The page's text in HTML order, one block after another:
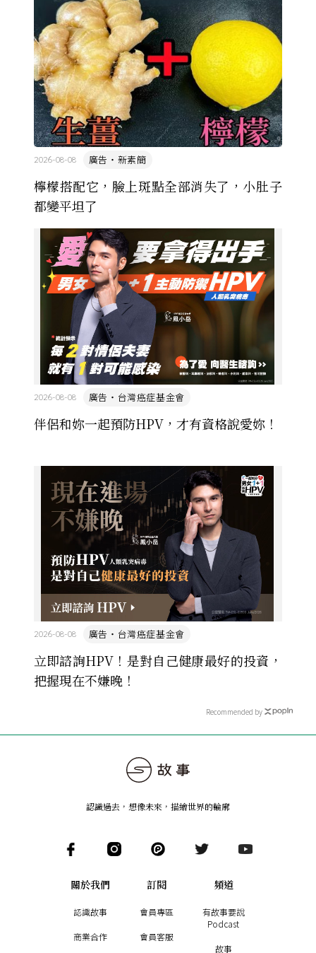
檸檬搭配它，臉上斑點全部消失了，小肚子
都變平坦了
廣告・新素簡
2026-08-08
伴侶和妳一起預防HPV，才有資格說愛妳！
廣告・台灣癌症基金會
2026-08-08
立即諮詢HPV！是對自己健康最好的投資，
把握現在不嫌晚！
廣告・台灣癌症基金會
2026-08-08
Recommended by
認識過去，想像未來 ， 描繪世界的輪廓
關於我們
認識故事
商業合作
訂閱
會員專區
會員客服
頻道
有故事要說
Podcast
故事